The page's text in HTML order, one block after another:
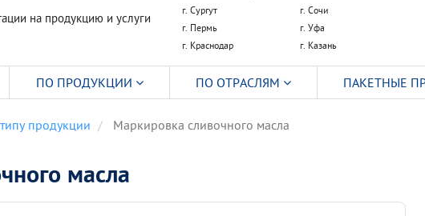
на продукцию и услуги
г. Сургут
г. Сочи
г. Пермь
г. Уфа
г. Краснодар
г. Казань
продукции Маркировка сливочного масла
масла
ПО ПРОДУКЦИИ ПО ОТРАСЛЯМ ПАКЕТНЫЕ